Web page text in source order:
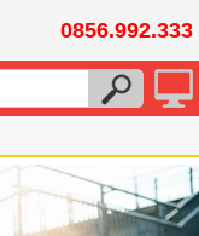
0856.992.333